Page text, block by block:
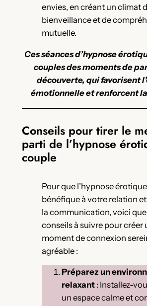
envies, en créant un climat
bienveillance et de
mutuelle.
Ces séances d’hypnose
couples des moments de
découverte, qui favorisent
émotionnelle et renforcent
Conseils pour tirer le
parti de l’hypnose
couple
Pour que l’hypnose
bénéfique à votre relation
la communication, voici
conseils à suivre pour créer
moment de connexion
agréable :
Préparez un
relaxant: Installez-
un espace calme et